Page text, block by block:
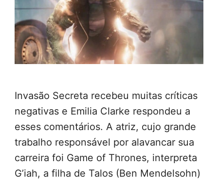
Invasão Secreta recebeu muitas críticas
negativas e Emilia Clarke respondeu a
esses comentários. A atriz, cujo grande
trabalho responsável por alavancar sua
carreira foi Game of Thrones, interpreta
G’iah, a filha de Talos (Ben Mendelsohn)